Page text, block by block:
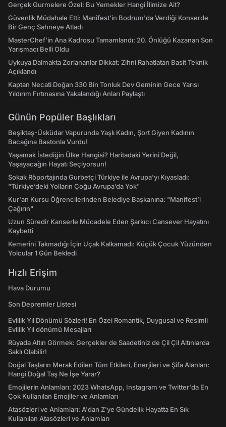
Gerçek Gurmelere Özel: Bu Yemekler Hangi İlimize Ait?
Güvenlik Müdahale Etti: Manifest'in Bodrum'da Verdiği Konserde
Bir Genç Sahneye Atladı
MasterChef’in Ana Kadrosu Tamamlandı: 20. Önlüğü Kazanan Son
Yarışmacı Belli Oldu
Uykuya Dalmakta Zorlananlar Dikkat: Zihni Rahatlatan Basit Teknik
Açıklandı
Kaptan Necati Doğan 330 Bin Tonluk Dev Geminin Gece Yarısı
Yıldırım Fırtınasına Yakalandığı Anları Paylaştı
Günün Popüler Başlıkları
Beşiktaş-Üsküdar Vapurunda Yaşlı Kadın, Şort Giyen Kadının
Bacağına Bastonla Vurdu!
Yaşamak İstediğin Ülke Hangisi? Haritadaki Yerini Değil,
Yaşayacağın Hayatı Seçiyorsun!
Sokak Röportajında Gurbetçi Türkiye ile Avrupa'yı Kıyasladı:
"Türkiye’deki Yolların Çoğu Avrupa’da Yok"
Kur'an Kursu Öğrencilerinden Belediye Başkanına: "Manifest’i
Çağırın"
Uzun Süredir Kanserle Mücadele Eden Şarkıcı Cansever Hayatını
Kaybetti
Kemerini Takmadığı İçin Uçak Kalkamadı: Küçük Çocuk Yüzünden
Yolcular 1 Gün Bekledi
Hızlı Erişim
Hava Durumu
Son Depremler Listesi
Evlilik Yıl Dönümü Sözleri! En Özel Romantik, Duygusal ve Resimli
Evlilik Yıl dönümü Mesajları
Rüyada Altın Görmek: Gerçekler de Saadetiniz de Çil Çil Altınlarda
Saklı Olabilir!
Doğal Taşların Merak Edilen Tüm Etkileri, Enerjileri ve Şifa Alanları:
Hangi Doğal Taş Ne İşe Yarar?
Emojilerin Anlamları: 2023 WhatsApp, Instagram ve Twitter'da En
Çok Kullanılan Emojiler ve Anlamları
Atasözleri ve Anlamları: A'dan Z'ye Gündelik Hayatta En Sık
Kullanılan Atasözleri ve Anlamları